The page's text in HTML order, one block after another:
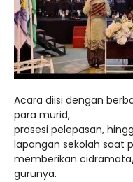
Acara diisi dengan
para murid,
prosesi pelepasan,
lapangan sekolah saat
memberikan
gurunya.